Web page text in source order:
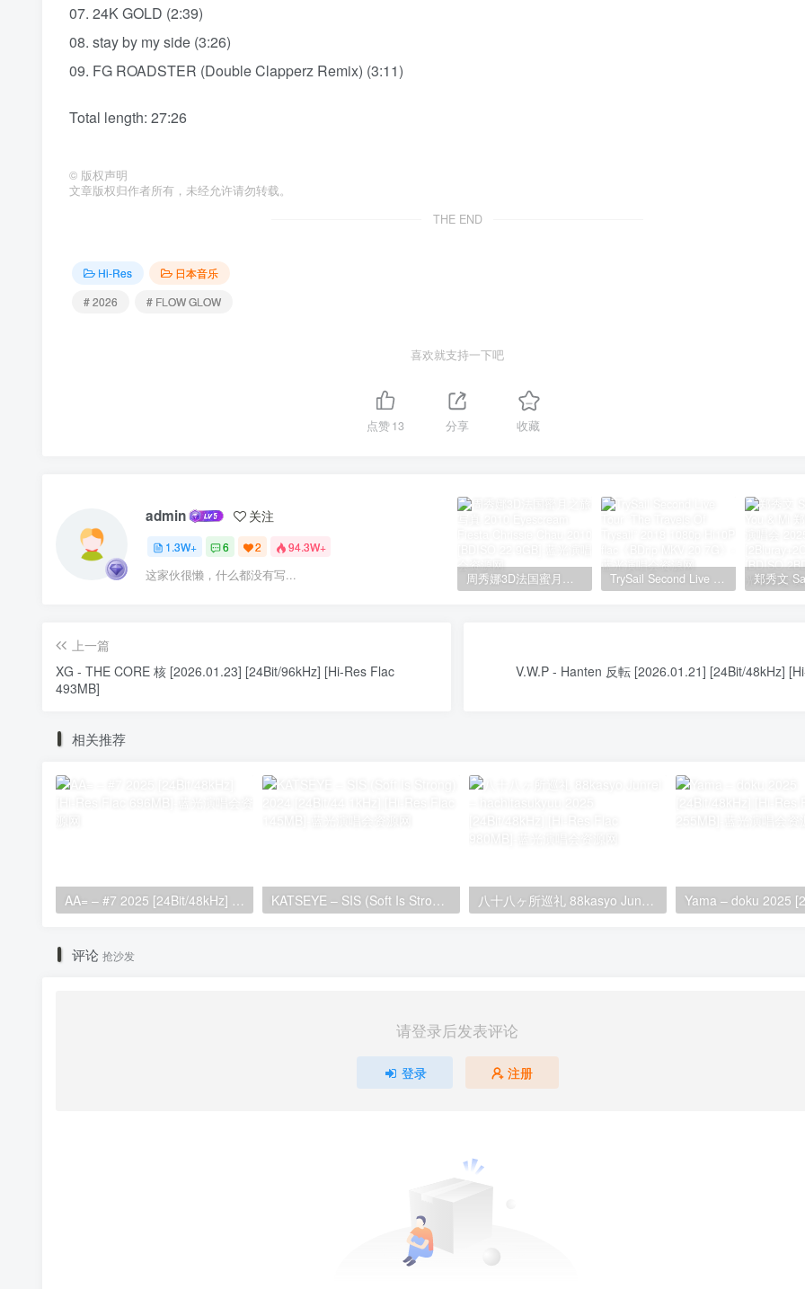
07. 24K GOLD (2:39)
08. stay by my side (3:26)
09. FG ROADSTER (Double Clapperz Remix) (3:11)
Total length: 27:26
© 版权声明
文章版权归作者所有，未经允许请勿转载。
THE END
Hi-Res
日本音乐
# 2026
# FLOW GLOW
喜欢就支持一下吧
点赞13 分享 收藏
admin 关注
1.3W+ 6 2 94.3W+
这家伙很懒，什么都没有写... 周秀娜3D法国蜜月之旅写真 2010 Eyescream Fiesta Chrissie Chau 2010 [BDISO 22.9GB] TrySail Second Live Tour “The Travels Of Trysail” 2018 1080p Hi10P flac《BDrip MKV 20.7G》
上一篇
XG - THE CORE 核 [2026.01.23] [24Bit/96kHz] [Hi-Res Flac
493MB]
V.W.P - Hanten 反転 [2026.01.21] [24Bit/48kHz]
相关推荐
AA= – #7 2025 [24Bit/48kHz] [Hi-Res Flac 696MB] KATSEYE – SIS (Soft Is Strong) 2024 [24Bit/44.1kHz] [Hi-Res Flac 145MB] 八十八ヶ所巡礼 88kasyo Junrei – hachitasukyuu 2025 [24Bit/48kHz] [Hi-Res Flac 980MB]
评论 抢沙发
请登录后发表评论
登录 注册